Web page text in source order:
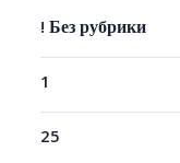
! Без рубрики
1
25